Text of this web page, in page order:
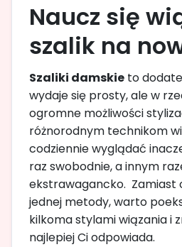
Naucz się
szalik na
Szaliki damskie to
wydaje się prosty, ale w
ogromne możliwości
różnorodnym technikom
codziennie wyglądać
raz swobodnie, a innym
ekstrawagancko. Zamiast
jednej metody, warto
kilkoma stylami wiązania i
najlepiej Ci odpowiada.